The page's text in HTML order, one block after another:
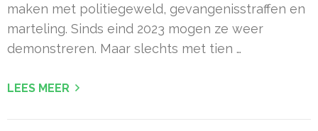
maken met politiegeweld, gevangenisstraffen en
marteling. Sinds eind 2023 mogen ze weer
demonstreren. Maar slechts met tien …
LEES MEER